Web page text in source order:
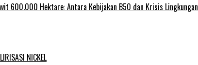
600.000 Hektare: Antara Kebijakan B50 dan Krisis Lingkungan
NICKEL